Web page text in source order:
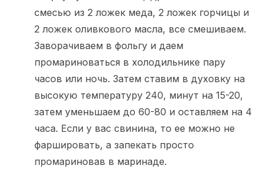
смесью из 2 ложек меда, 2 ложек горчицы и
2 ложек оливкового масла, все смешиваем.
Заворачиваем в фольгу и даем
промариноваться в холодильнике пару
часов или ночь. Затем ставим в духовку на
высокую температуру 240, минут на 15-20,
затем уменьшаем до 60-80 и оставляем на 4
часа. Если у вас свинина, то ее можно не
фаршировать, а запекать просто
промариновав в маринаде.